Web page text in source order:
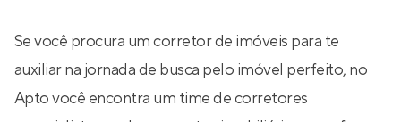
Se você procura um corretor de imóveis para te
auxiliar na jornada de busca pelo imóvel perfeito, no
Apto você encontra um time de corretores